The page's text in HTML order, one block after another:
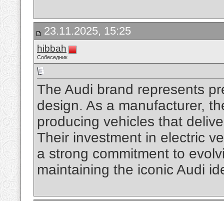
23.11.2025, 15:25
hibbah
Собеседник
The Audi brand represents
design. As a manufacturer,
producing vehicles that
Their investment in electric
a strong commitment to
maintaining the iconic Audi